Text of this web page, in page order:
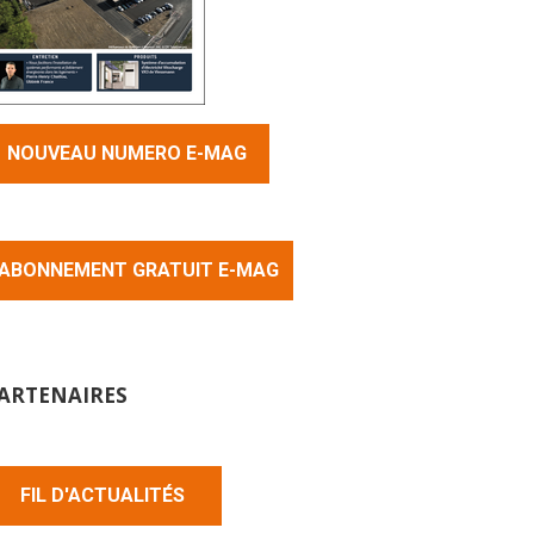
NOUVEAU NUMERO E-MAG
GRATUIT E-MAG
FIL D'ACTUALITÉS